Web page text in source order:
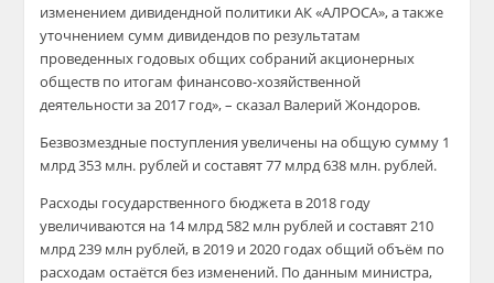
изменением дивидендной политики АК «АЛРОСА», а также
уточнением сумм дивидендов по результатам
проведенных годовых общих собраний акционерных
обществ по итогам финансово-хозяйственной
деятельности за 2017 год», – сказал Валерий Жондоров.
Безвозмездные поступления увеличены на общую сумму 1
млрд 353 млн. рублей и составят 77 млрд 638 млн. рублей.
Расходы государственного бюджета в 2018 году
увеличиваются на 14 млрд 582 млн рублей и составят 210
млрд 239 млн рублей, в 2019 и 2020 годах общий объём по
расходам остаётся без изменений. По данным министра,